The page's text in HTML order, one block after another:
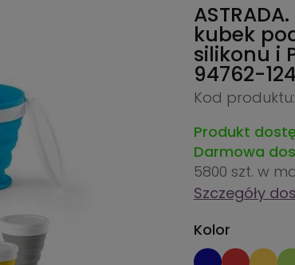
kubek
silikonu i
94762-124
Kod
Produkt
Darmowa
5800 szt. w
Szczegóły
Kolor